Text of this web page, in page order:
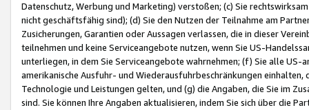
Datenschutz, Werbung und Marketing) verstoßen; (c) Sie
nicht geschäftsfähig sind); (d) Sie den Nutzen der Teilnahme am
Zusicherungen, Garantien oder Aussagen verlassen, die in dieser
teilnehmen und keine Serviceangebote nutzen, wenn Sie US-
unterliegen, in dem Sie Serviceangebote wahrnehmen; (f) Sie alle
amerikanische Ausfuhr- und Wiederausfuhrbeschränkungen
Technologie und Leistungen gelten, und (g) die Angaben, die Sie im
sind. Sie können Ihre Angaben aktualisieren, indem Sie sich über die